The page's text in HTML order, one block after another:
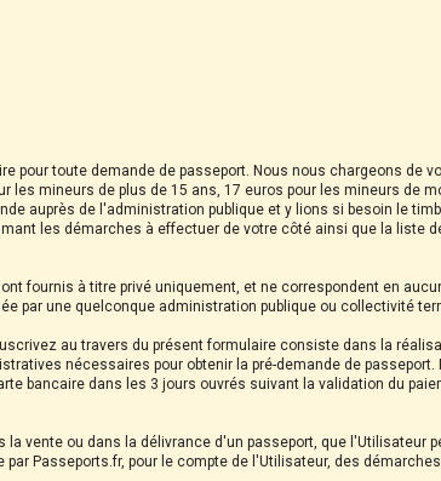
pour toute demande de passeport. Nous nous chargeons de
les mineurs de plus de 15 ans, 17 euros pour les mineurs de
auprès de l'administration publique et y lions si besoin le
les démarches à effectuer de votre côté ainsi que la liste
fournis à titre privé uniquement, et ne correspondent en
par une quelconque administration publique ou collectivité
au travers du présent formulaire consiste dans la
nécessaires pour obtenir la pré-demande de
bancaire dans les 3 jours ouvrés suivant la validation du
vente ou dans la délivrance d'un passeport, que l'Utilisateur
Passeports.fr, pour le compte de l'Utilisateur, des